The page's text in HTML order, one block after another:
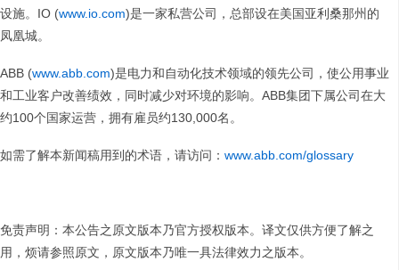
设施。IO (www.io.com)是一家私营公司，总部设在美国亚利桑那州的
凤凰城。
ABB (www.abb.com)是电力和自动化技术领域的领先公司，使公用事业
和工业客户改善绩效，同时减少对环境的影响。ABB集团下属公司在大
约100个国家运营，拥有雇员约130,000名。
如需了解本新闻稿用到的术语，请访问： www.abb.com/glossary
免责声明：本公告之原文版本乃官方授权版本。译文仅供方便了解之
用，烦请参照原文，原文版本乃唯一具法律效力之版本。